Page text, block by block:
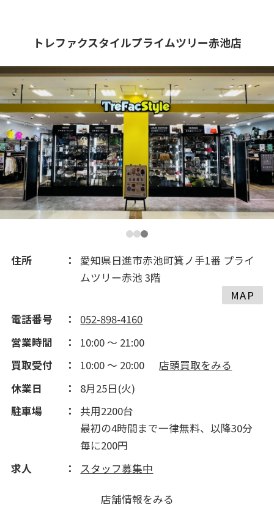
トレファクスタイルプライムツリー赤池店
住所
愛知県日進市赤池町箕ノ手1番 プライ
ムツリー赤池 3階
MAP
電話番号
052-898-4160
営業時間
10:00 ～ 21:00
買取受付
10:00 ～ 20:00
店頭買取をみる
休業日
8月25日(火)
駐車場
共用2200台
最初の4時間まで一律無料、以降30分
毎に200円
求人
スタッフ募集中
店舗情報をみる